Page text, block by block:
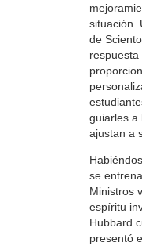
situación.
de
respuesta
guiarles a
ajustan a
se
Ministros
espíritu
Hubbard
presentó